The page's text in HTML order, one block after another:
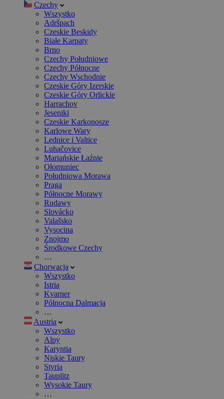
Czechy
Wszystko
Adršpach
Czeskie Beskidy
Białe Karpaty
Brno
Czechy Południowe
Czechy Północne
Czechy Wschodnie
Czeskie Góry Izerskie
Czeskie Góry Orlickie
Harrachov
Jeseniki
Czeskie Karkonosze
Karlowe Wary
Lednice i Valtice
Luhačovice
Mariańskie Łaźnie
Ołomuniec
Południowa Morawa
Praga
Północne Morawy
Rudawy
Slovácko
Valašsko
Vysocina
Znojmo
Środkowe Czechy
…
Chorwacja
Wszystko
Istria
Kvarner
Północna Dalmacja
…
Austria
Wszystko
Alpy
Karyntia
Niskie Taury
Styria
Tauplitz
Wysokie Taury
…